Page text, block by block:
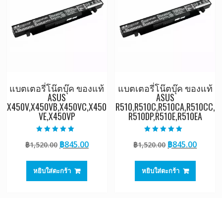
แบตเตอรี่โน๊ตบุ๊ค ของแท้
ASUS
X450V,X450VB,X450VC,X450
VE,X450VP
5.00
ตั้งแต่ 1-5
฿1,520.00 Original
was:
฿1,520.00.
฿845.00Current
หยิบใส่ตะกร้า
แบตเตอรี่โน๊ตบุ๊ค ของแท้
ASUS
R510,R510C,R510CA,R510CC,
R510DP,R510E,R510EA
5.00
ตั้งแต่ 1-5
฿1,520.00 Original
was:
฿1,520.00.
฿845.00
หยิบใส่ตะกร้า